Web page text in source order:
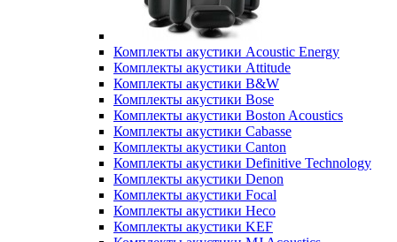
Комплекты акустики Acoustic Energy
Комплекты акустики Attitude
Комплекты акустики B&W
Комплекты акустики Bose
Комплекты акустики Boston Acoustics
Комплекты акустики Cabasse
Комплекты акустики Canton
Комплекты акустики Definitive Technology
Комплекты акустики Denon
Комплекты акустики Focal
Комплекты акустики Heco
Комплекты акустики KEF